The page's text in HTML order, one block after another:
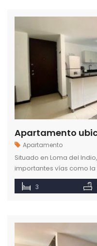
Apartamento
Situado en Loma del
importantes vías como la
Poblado. Estarás a
San Diego, el barrio El
3